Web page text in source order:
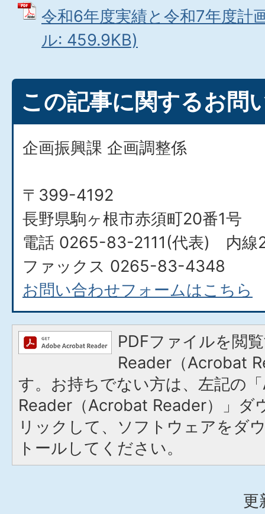
令和6年度実績と令和7年度計
ル: 459.9KB)
この記事に関するお問
企画振興課 企画調整係
〒399-4192
長野県駒ヶ根市赤須町20番1号
電話 0265-83-2111(代表) 内線
ファックス 0265-83-4348​​​​​​​
お問い合わせフォームはこちら
PDFファイルを閲
Reader（Acrobat
す。お持ちでない方は、左記の
Reader（Acrobat Reader）」ダ
リックして、ソフトウェアをダ
トールしてください。
更